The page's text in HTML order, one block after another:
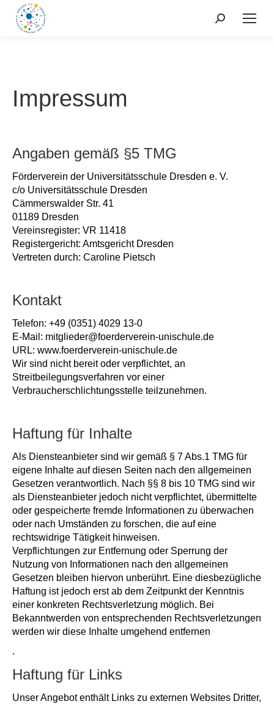
Search:
Impressum
Angaben gemäß §5 TMG
Förderverein der Universitätsschule Dresden e. V.
c/o Universitätsschule Dresden
Cämmerswalder Str. 41
01189 Dresden
Vereinsregister: VR 11418
Registergericht: Amtsgericht Dresden
Vertreten durch: Caroline Pietsch
Kontakt
Telefon: +49 (0351) 4029 13-0
E-Mail: mitglieder@foerderverein-unischule.de
URL: www.foerderverein-unischule.de
Wir sind nicht bereit oder verpflichtet, an
Streitbeilegungsverfahren vor einer
Verbraucherschlichtungsstelle teilzunehmen.
Haftung für Inhalte
Als Diensteanbieter sind wir gemäß § 7 Abs.1 TMG für
eigene Inhalte auf diesen Seiten nach den allgemeinen
Gesetzen verantwortlich. Nach §§ 8 bis 10 TMG sind wir
als Diensteanbieter jedoch nicht verpflichtet, übermittelte
oder gespeicherte fremde Informationen zu überwachen
oder nach Umständen zu forschen, die auf eine
rechtswidrige Tätigkeit hinweisen.
Verpflichtungen zur Entfernung oder Sperrung der
Nutzung von Informationen nach den allgemeinen
Gesetzen bleiben hiervon unberührt. Eine diesbezügliche
Haftung ist jedoch erst ab dem Zeitpunkt der Kenntnis
einer konkreten Rechtsverletzung möglich. Bei
Bekanntwerden von entsprechenden Rechtsverletzungen
werden wir diese Inhalte umgehend entfernen
.
Haftung für Links
Unser Angebot enthält Links zu externen Websites Dritter,